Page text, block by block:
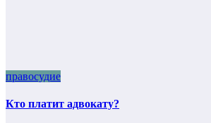
правосудие
Кто платит адвокату?